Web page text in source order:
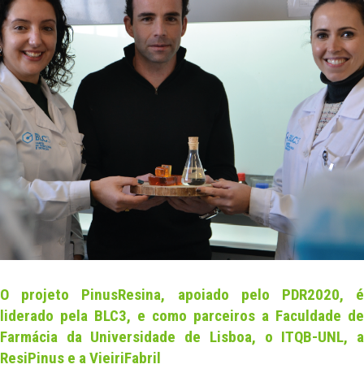
SERVICES
NEWS
CONTACT US
DATA PROTECTION
LEGAL NOTICE
EN
O projeto PinusResina, apoiado pelo PDR2020, é
liderado pela BLC3, e como parceiros a Faculdade de
Farmácia da Universidade de Lisboa, o ITQB-UNL, a
ResiPinus e a VieiriFabril